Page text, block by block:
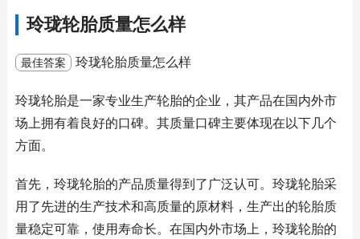
玲珑轮胎质量怎么样
最佳答案 玲珑轮胎质量怎么样
玲珑轮胎是一家专业生产轮胎的企业，其产品在国内外市
场上拥有着良好的口碑。其质量口碑主要体现在以下几个
方面。
首先，玲珑轮胎的产品质量得到了广泛认可。玲珑轮胎采
用了先进的生产技术和高质量的原材料，生产出的轮胎质
量稳定可靠，使用寿命长。在国内外市场上，玲珑轮胎的